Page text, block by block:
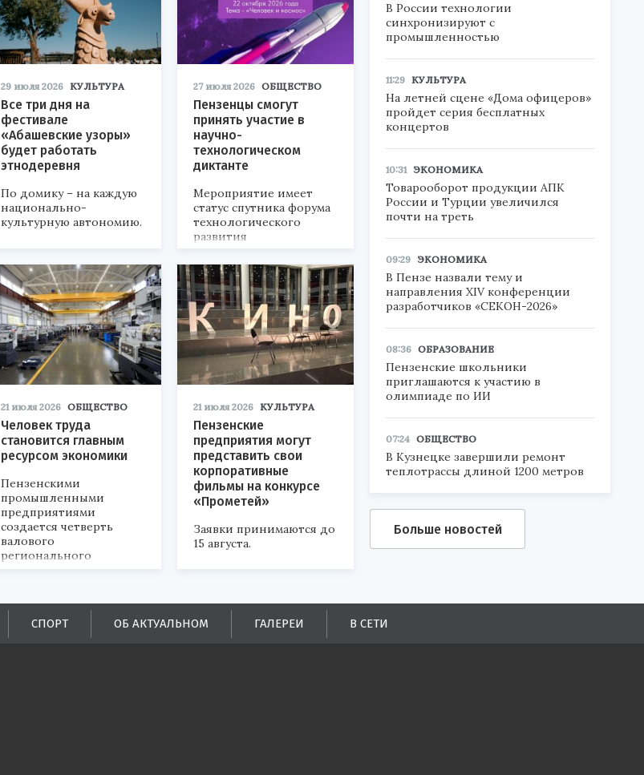
29 июля 2026 КУЛЬТУРА
Все три дня на
фестивале
«Абашевские узоры»
будет работать
этнодеревня
По домику – на каждую
национально-
культурную автономию.
27 июля 2026 ОБЩЕСТВО
Пензенцы смогут
принять участие в
научно-
технологическом
диктанте
Мероприятие имеет
статус спутника форума
технологического
развития
«Технопром-2026».
21 июля 2026 ОБЩЕСТВО
Человек труда
становится главным
ресурсом экономики
Пензенскими
промышленными
предприятиями
создается четверть
валового
регионального
продукта и
поступлений в
бюджеты всех уровней.
21 июля 2026 КУЛЬТУРА
Пензенские
предприятия могут
представить свои
корпоративные
фильмы на конкурсе
«Прометей»
Заявки принимаются до
15 августа.
В России технологии
синхронизируют с
промышленностью
11:29 КУЛЬТУРА
На летней сцене «Дома офицеров»
пройдет серия бесплатных
концертов
10:31 ЭКОНОМИКА
Товарооборот продукции АПК
России и Турции увеличился
почти на треть
09:29 ЭКОНОМИКА
В Пензе назвали тему и
направления XIV конференции
разработчиков «СЕКОН-2026»
08:36 ОБРАЗОВАНИЕ
Пензенские школьники
приглашаются к участию в
олимпиаде по ИИ
07:24 ОБЩЕСТВО
В Кузнецке завершили ремонт
теплотрассы длиной 1200 метров
Больше новостей
СПОРТ ОБ АКТУАЛЬНОМ ГАЛЕРЕИ В СЕТИ